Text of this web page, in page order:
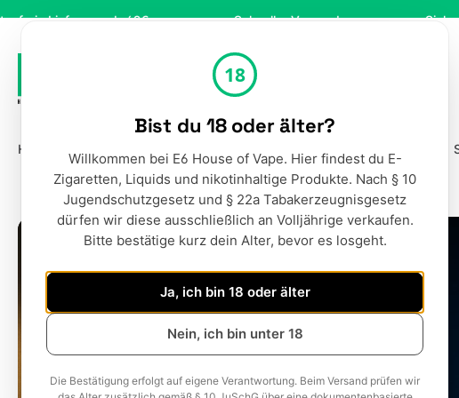
Hauptinhalt springen
Zur Suche springen
Zur Hauptnavigation springen
Schneller Versand Sicher online einkaufen
Home
Als 10 ml Liquid & Bundle verfügbar
18
Bist du 18 oder älter?
Willkommen bei E6 House of Vape. Hier findest du E-
Zigaretten, Liquids und nikotinhaltige Produkte. Nach § 10
Jugendschutzgesetz und § 22a Tabakerzeugnisgesetz
dürfen wir diese ausschließlich an Volljährige verkaufen.
Bitte bestätige kurz dein Alter, bevor es losgeht.
Ja, ich bin 18 oder älter
Nein, ich bin unter 18
Die Bestätigung erfolgt auf eigene Verantwortung. Beim Versand prüfen wir